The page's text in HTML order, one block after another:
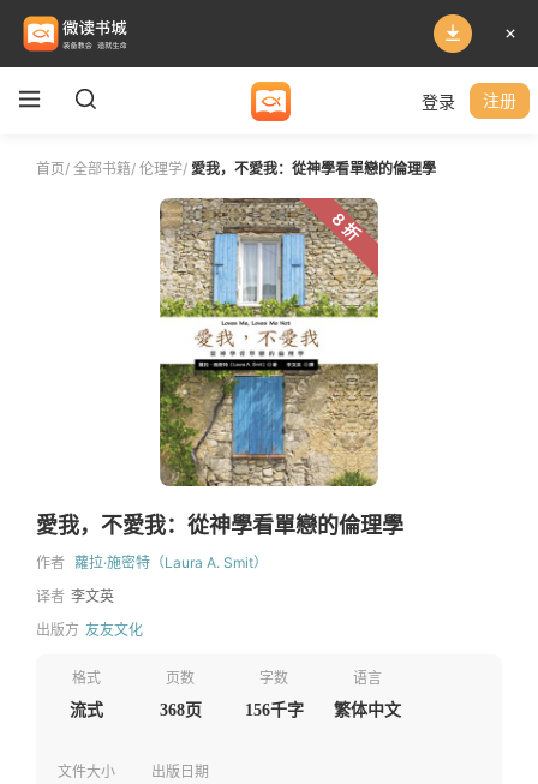
登录 注册
首页/ 全部书籍/ 伦理学/ 愛我，不愛我：從神學看單戀的倫理學
8 折
愛我，不愛我：從神學看單戀的倫理學
作者 蘿拉·施密特（Laura A. Smit）
译者 李文英
出版方 友友文化
格式
流式
页数
368页
字数
156千字
语言
繁体中文
文件大小 出版日期